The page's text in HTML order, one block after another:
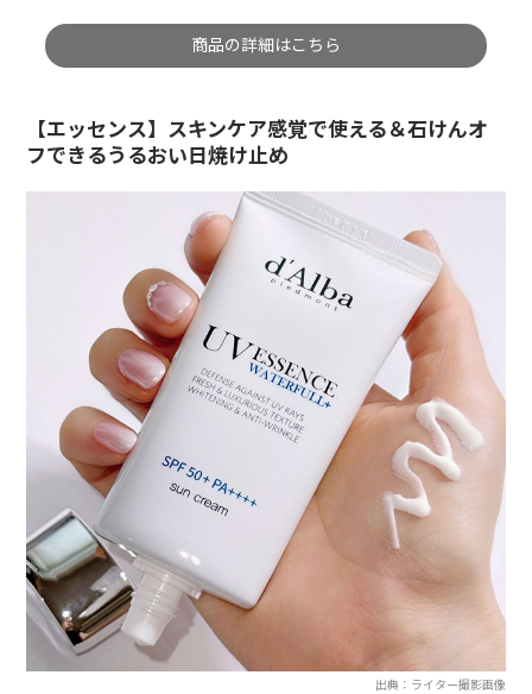
商品の詳細はこちら
【エッセンス】スキンケア感覚で使える＆石けんオ
フできるうるおい日焼け止め
出典：ライター撮影画像